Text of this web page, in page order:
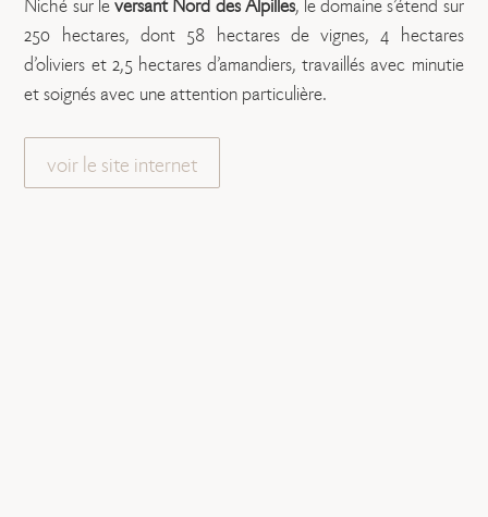
250 hectares, dont 58 hectares de vignes, 4 hectares
d’oliviers et 2,5 hectares d’amandiers, travaillés avec minutie
et soignés avec une attention particulière.
voir le site internet